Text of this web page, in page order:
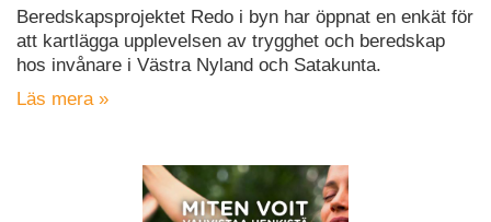
Beredskapsprojektet Redo i byn har öppnat en enkät för
att kartlägga upplevelsen av trygghet och beredskap
hos invånare i Västra Nyland och Satakunta.
Läs mera »